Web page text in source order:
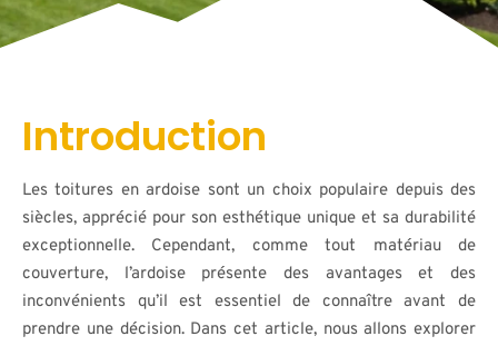
Introduction
Les toitures en ardoise sont un choix populaire depuis des
siècles, apprécié pour son esthétique unique et sa durabilité
exceptionnelle. Cependant, comme tout matériau de
couverture, l’ardoise présente des avantages et des
inconvénients qu’il est essentiel de connaître avant de
prendre une décision. Dans cet article, nous allons explorer